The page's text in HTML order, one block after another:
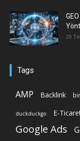
29
Tags
AMP Backlink
duckduckgo E-
Google Ads